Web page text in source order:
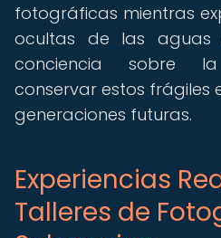
fotográficas mientras
ocultas de las aguas
conciencia sobre
conservar estos frágiles
generaciones futuras.
Experiencias
Talleres de